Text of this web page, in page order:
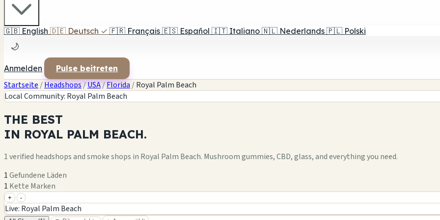
🇬🇧 English 🇩🇪 Deutsch ✓ 🇫🇷 Français 🇪🇸 Español 🇮🇹 Italiano 🇳🇱 Nederlands 🇵🇱 Polski
🌙
Anmelden Pulse beitreten
Startseite /Headshops/USA/Florida /Royal Palm Beach
Local Community: Royal Palm Beach
THE BEST
IN ROYAL PALM BEACH.
1 verified headshops and smoke shops in Royal Palm Beach. Mushroom gummies, CBD, glass, and everything you need.
1Gefundene Läden
1 Kette Marken
+
+ -
Live: Royal Palm Beach